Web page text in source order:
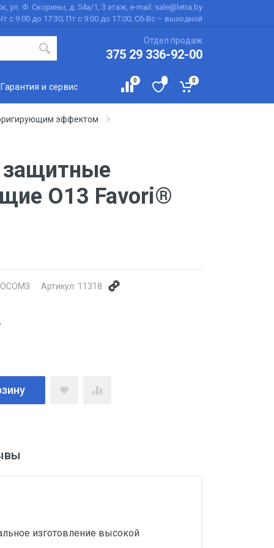
ул. Ф. Скорины, д. 54а/1, 3 этаж, e-mail: sale@letra.by
с 9:00 до 17:30; Пт с 9:00 до 17:00; Сб-Вс – выходной
Отдел продаж
375 29 336-92-00
Гарантия и сервис
0 0
эффектом
О13 Favori®
Артикул: 11318
изготовление высокой